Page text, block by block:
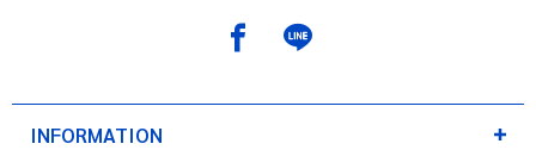
INFORMATION